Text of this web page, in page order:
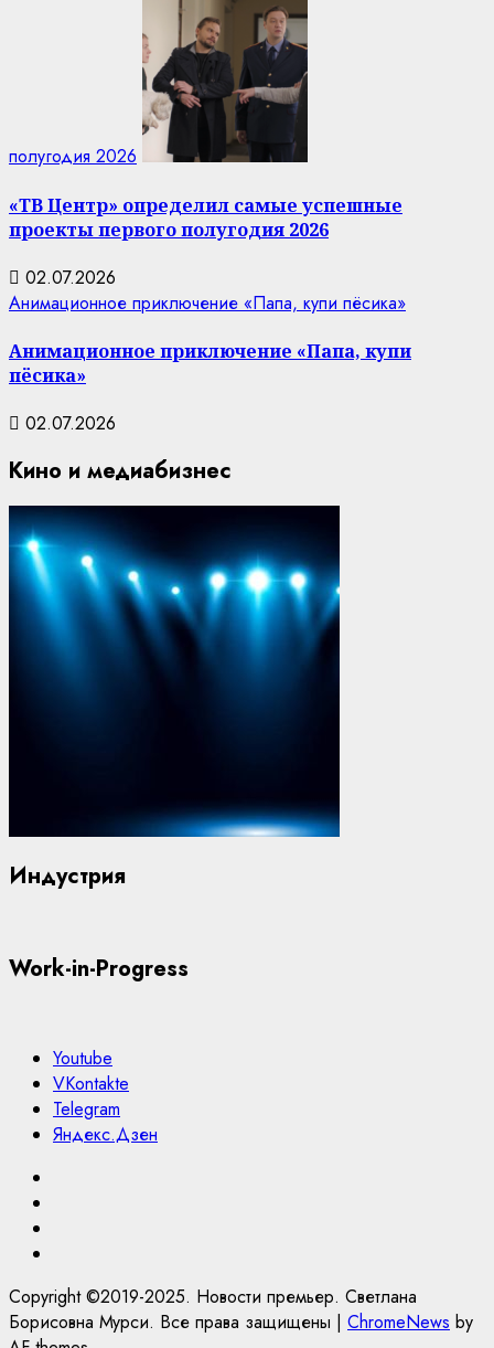
полугодия 2026
«ТВ Центр» определил самые успешные
проекты первого полугодия 2026
02.07.2026
Анимационное приключение «Папа, купи пёсика»
Анимационное приключение «Папа, купи
пёсика»
02.07.2026
Кино и медиабизнес
Индустрия
Work-in-Progress
Youtube
VKontakte
Telegram
Яндекс.Дзен
Copyright ©2019-2025. Новости премьер. Светлана
Борисовна Мурси. Все права защищены | ChromeNews by